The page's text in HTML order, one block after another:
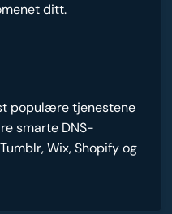
ditt.
populære tjenestene
smarte DNS-
Wix, Shopify og